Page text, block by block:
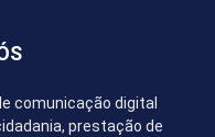
comunicação digital
prestação de